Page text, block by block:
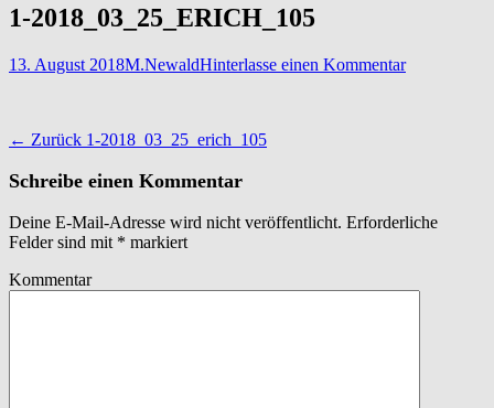
1-2018_03_25_ERICH_105
Veröffentlicht
13. August 2018Autor
M.NewaldHinterlasse einen Kommentar
Beitragsnavigation
← Zurück Vorheriger
1-2018_03_25_erich_105
Schreibe einen Kommentar
Deine E-Mail-Adresse wird nicht veröffentlicht. Erforderliche
Felder sind mit * markiert
Kommentar